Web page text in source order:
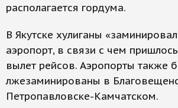
располагается гордума.
В Якутске хулиганы
аэропорт, в связи с чем
вылет рейсов. Аэропорты также
лжезаминированы в
Петропавловске-Камчатском.